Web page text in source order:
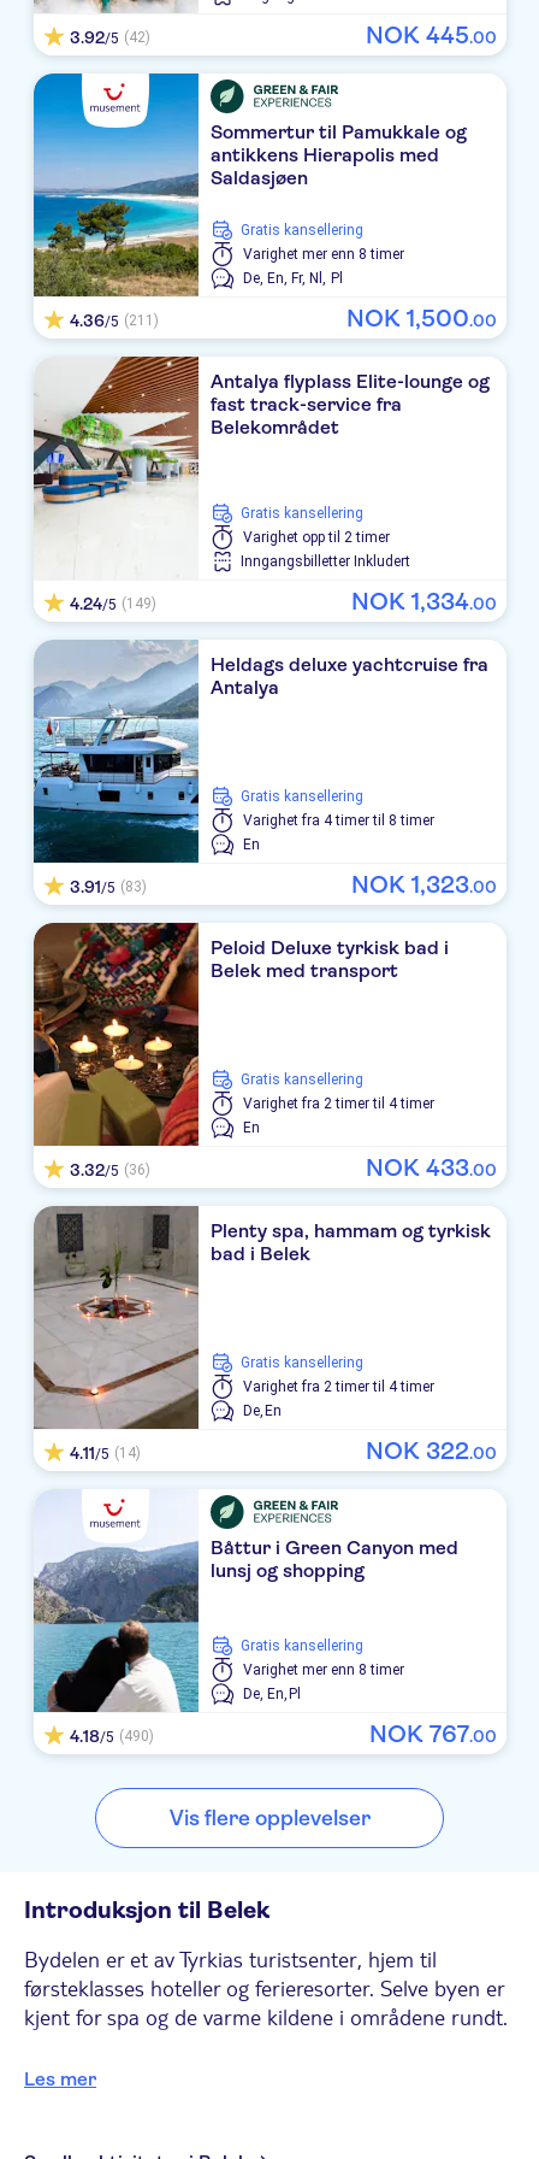
RIXOS PARK BELEK
Limak Atlantis de Luxe Hotel & Resort
Delphin Palace
Mardan Palace
Barut Lara Collection
Limak Lara De Luxe Hotel & Resort
Nirvana Cosmopolitan Hotel.
Delphin Be Grand Resort
Saturn Palace Resort
TRENDY LARA
Liberty Hotels Lara
Adalya Elite Hotel
Miracle Resort
Delphin Imperial
Royal Wings
Crystal Centro Pearl Collection
ROYAL SEGINUS
Sherwood Exclusive Lara
Ramada Resort Lara
Fame Residence Lara & SPA
Aska Lara Resort & Spa
Melas Lara Hotel
Baia Lara Hotel
WYNDHAM GARDEN LARA
Regnum Carya Golf & Spa Resort
Royal Holiday Palace
IC HOTELS Green Palace
Delphin Diva
DUCALE LARA HOTEL
Asteria Kremlin Palace
IC Hotels Residence
WOW Topkapi Palace
THE LAND OF LEGENDS KINGDOM HOTEL
TUI BLUE MAVISS
Sueno Hotels Deluxe Belek
SELECTUM NOA BELEK
CULLINAN HOTELS BELEK
3.92/5 (42) NOK 445.00
Sommertur til Pamukkale og
antikkens Hierapolis med
Saldasjøen
Gratis kansellering
Varighet mer enn 8 timer
De, En, Fr, Nl, Pl
4.36/5 (211) NOK 1,500.00
Antalya flyplass Elite-lounge og
fast track-service fra
Belekområdet
Gratis kansellering
Varighet opp til 2 timer
Inngangsbilletter Inkludert
4.24/5 (149) NOK 1,334.00
Heldags deluxe yachtcruise fra
Antalya
Gratis kansellering
Varighet fra 4 timer til 8 timer
En
3.91/5 (83) NOK 1,323.00
Peloid Deluxe tyrkisk bad i
Belek med transport
Gratis kansellering
Varighet fra 2 timer til 4 timer
En
3.32/5 (36) NOK 433.00
Plenty spa, hammam og tyrkisk
bad i Belek
Gratis kansellering
Varighet fra 2 timer til 4 timer
De,En
4.11/5 (14) NOK 322.00
Båttur i Green Canyon med
lunsj og shopping
Gratis kansellering
Varighet mer enn 8 timer
De, En,Pl
4.18/5 (490) NOK 767.00
Vis flere opplevelser
Introduksjon til Belek
Bydelen er et av Tyrkias turistsenter, hjem til
førsteklasses hoteller og ferieresorter. Selve byen er
kjent for spa og de varme kildene i områdene rundt.
Belek er et flott sted for de som liker natur. Her kan
Les mer